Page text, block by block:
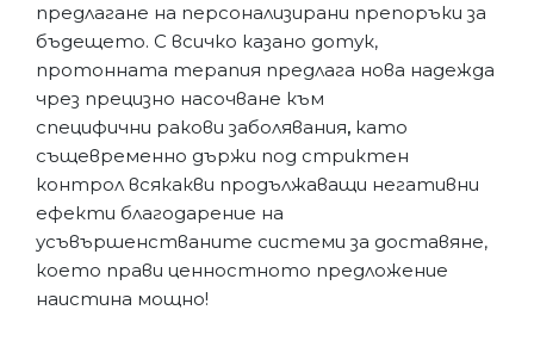
предлагане на персонализирани препоръки за
бъдещето. С всичко казано дотук,
протонната терапия предлага нова надежда
чрез прецизно насочване към
специфични ракови заболявания, като
същевременно държи под стриктен
контрол всякакви продължаващи негативни
ефекти благодарение на
усъвършенстваните системи за доставяне,
което прави ценностното предложение
наистина мощно!